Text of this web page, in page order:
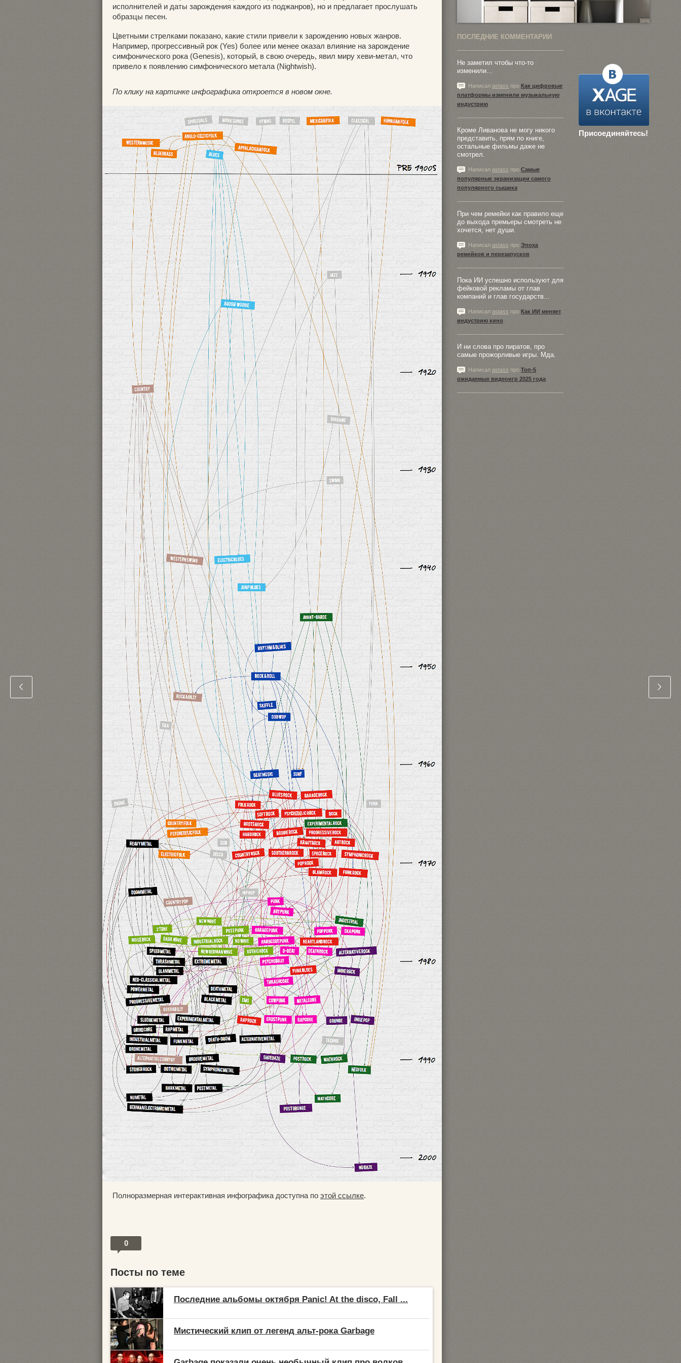
исполнителей и даты зарождения каждого из поджанров), но и предлагает прослушать
образцы песен.
Цветными стрелками показано, какие стили привели к зарождению новых жанров.
Например, прогрессивный рок (Yes) более или менее оказал влияние на зарождение
симфонического рока (Genesis), который, в свою очередь, явил миру хеви-метал, что
привело к появлению симфонического метала (Nightwish).
По клику на картинке инфографика откроется в новом окне.
Полноразмерная интерактивная инфографика доступна по этой ссылке.
0
Посты по теме
Последние альбомы октября Panic! At the disco, Fall ...
Мистический клип от легенд альт-рока Garbage
ПОСЛЕДНИЕ КОММЕНТАРИИ
Присоединяйтесь!
Не заметил чтобы что-то
изменили...
Написал astass про Как цифровые
платформы изменили музыкальную
индустрию
Кроме Ливанова не могу никого
представить, прям по книге,
остальные фильмы даже не
смотрел.
Написал astass про Самые
популярные экранизации самого
популярного сыщика
При чем ремейки как правило еще
до выхода премьеры смотреть не
хочется, нет души.
Написал astass про Эпоха
ремейков и перезапусков
Пока ИИ успешно используют для
фейковой рекламы от глав
компаний и глав государств...
Написал astass про Как ИИ меняет
индустрию кино
И ни слова про пиратов, про
самые прожорливые игры. Мда.
Написал astass про Топ-5
ожидаемых видеоигр 2025 года